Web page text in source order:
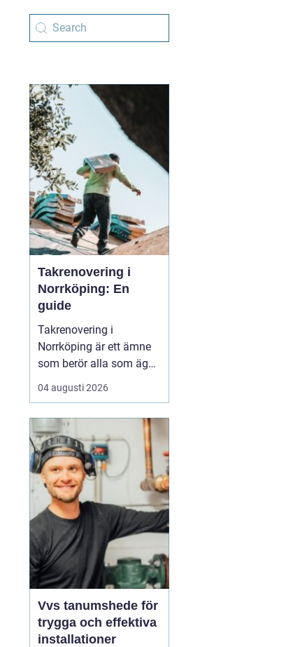
Takrenovering i
Norrköping: En
guide
Takrenovering i
Norrköping är ett ämne
som berör alla som äger
hus, radhus eller
flerfamiljshus i området.
viktigaste skydd mot
regn, snö och fukt, och
en i tid genomförd
renovering kan sp...
04 augusti 2026
Vvs tanumshede för
trygga och effektiva
installationer